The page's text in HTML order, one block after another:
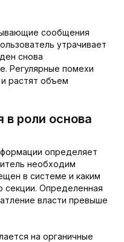
сообщения
утрачивает
снова
Регулярные помехи
растят объем
в роли основа
определяет
необходим
в системе и каким
секции. Определенная
власти превыше
на органичные